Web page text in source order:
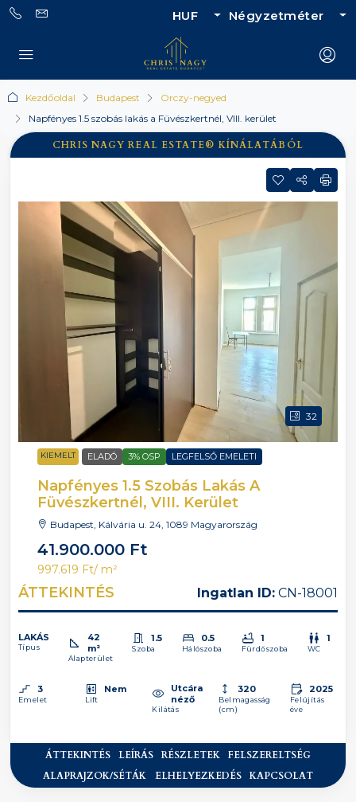
HUF Négyzetméter
Kezdőoldal Budapest
Orczy-negyed
Napfényes 1.5 szobás lakás a Füvészkertnél, VIII. kerület
CHRIS NAGY REAL ESTATE® KÍNÁLATÁBÓL
32
KIEMELT ELADÓ 3% OSP LEGFELSŐ EMELETI
Napfényes 1.5 Szobás Lakás A
Füvészkertnél, VIII. Kerület
Budapest, Kálvária u. 24, 1089 Magyarország
41.900.000 Ft
997.619 Ft/ m²
ÁTTEKINTÉS Ingatlan ID: CN-18001
LAKÁS
Típus
42
m²
Alapterület
1.5
Szoba
0.5
Hálószoba
1
Fürdőszoba
1
WC
3
Emelet
Nem
Lift
Utcára
néző
Kilátás
320
Belmagasság
(cm)
2025
Felújítás
éve
ÁTTEKINTÉS LEÍRÁS RÉSZLETEK
FELSZERELTSÉG
ALAPRAJZOK/SÉTÁK
ELHELYEZKEDÉS KAPCSOLAT